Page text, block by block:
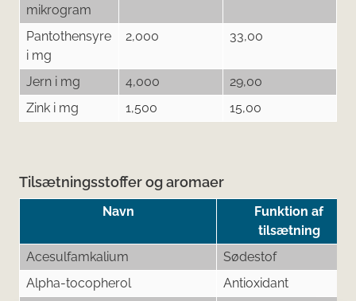
mikrogram
Pantothensyre
i mg
2,000 33,00
Jern i mg 4,000
29,00
Zink i mg
1,500 15,00
Tilsætningsstoffer og aromaer
Navn
Funktion af
tilsætning
Acesulfamkalium
Sødestof
Alpha-tocopherol
Antioxidant